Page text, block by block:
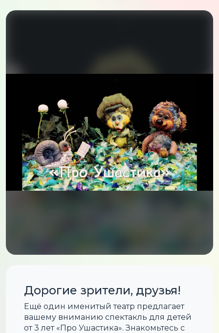
Дорогие зрители, друзья!
Ещё один именитый театр предлагает
вашему вниманию спектакль для детей
от 3 лет «Про Ушастика». Знакомьтесь с